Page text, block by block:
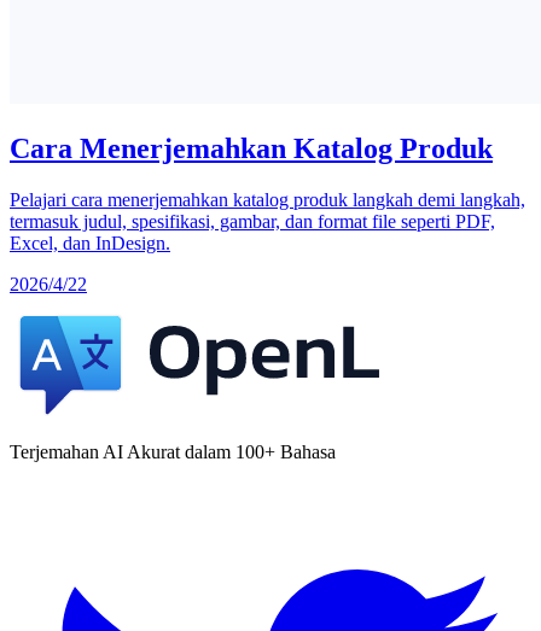
Cara Menerjemahkan Katalog Produk
Pelajari cara menerjemahkan katalog produk langkah demi langkah,
termasuk judul, spesifikasi, gambar, dan format file seperti PDF,
Excel, dan InDesign.
2026/4/22
Terjemahan AI Akurat dalam 100+ Bahasa